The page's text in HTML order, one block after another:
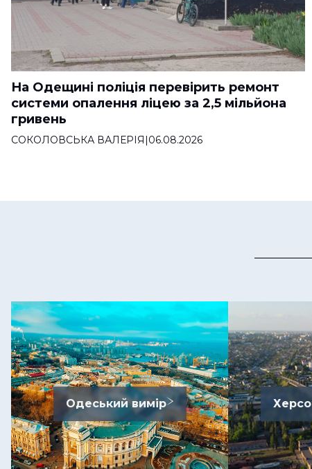
На Одещині поліція перевірить ремонт
системи опалення ліцею за 2,5 мільйона
гривень
СОКОЛОВСЬКА ВАЛЕРІЯ|06.08.2026
Одеський вимір